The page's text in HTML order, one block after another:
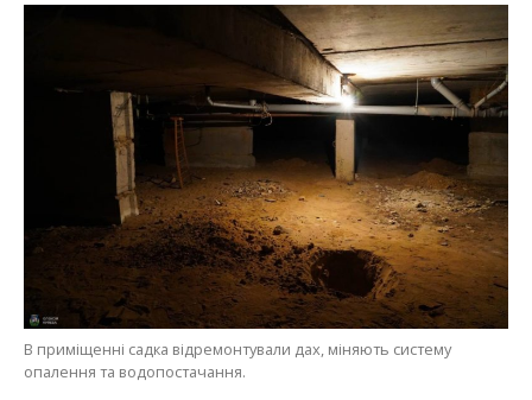
В приміщенні садка відремонтували дах, міняють систему
опалення та водопостачання.